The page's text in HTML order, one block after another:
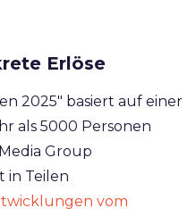
Erlöse
2025" basiert auf einer
als 5000 Personen
Group
in Teilen
vom